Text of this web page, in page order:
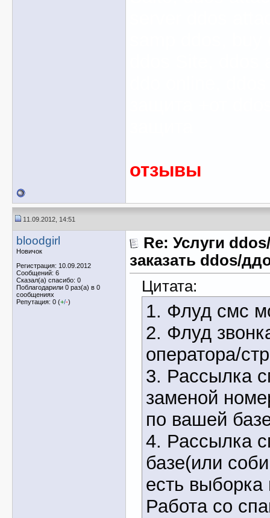
отзывы
11.09.2012, 14:51
bloodgirl
Новичок
Регистрация: 10.09.2012
Сообщений: 6
Сказал(а) спасибо: 0
Поблагодарили 0 раз(а) в 0
сообщениях
Репутация: 0 (+/-)
Re: Услуги
заказать ddos/
Цитата:
1. Флуд смс
2. Флуд
оператора/
3. Рассылка
заменой
по вашей
4. Рассылка
базе(или
есть выборка
Работа со